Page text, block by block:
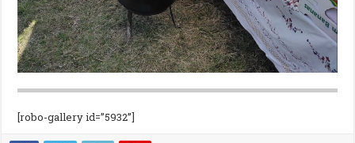
[robo-gallery id=”5932”]